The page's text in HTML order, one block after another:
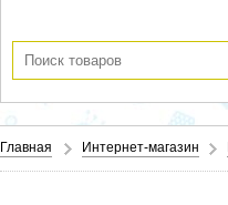
Главная Интернет-магазин